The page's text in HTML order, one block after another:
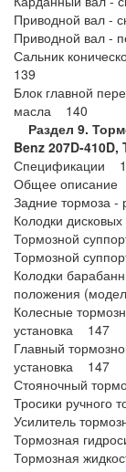
Приводной вал -
Приводной вал -
Сальник
139
Блок главной
масла 140
Раздел 9.
Benz 207D-
Спецификации
Общее
Задние тормоза
Колодки
Тормозной
Тормозной
Колодки
положения
Колесные
установка 147
Главный
установка 147
Стояночный
Тросики ручного
Усилитель
Тормозная
Тормозная